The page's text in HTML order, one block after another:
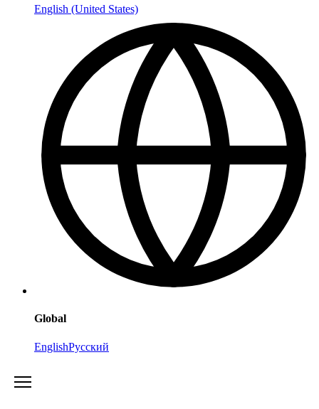
English (United States)
Global
EnglishРусский